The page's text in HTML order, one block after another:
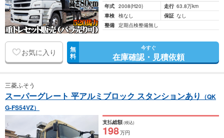
年式 2008(H20) 走行 63.8万km
車検 検なし 保証 なし
整備 定期点検整備無し
お気に入り 無
料
今すぐ
在庫確認・見積依頼
三菱ふそう
スーパーグレート 平アルミブロック スタンションあり （QK
G-FS54VZ）
支払総額(税込)
198万円